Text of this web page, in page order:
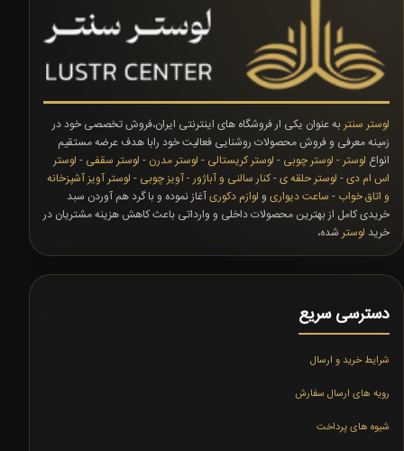
لوستر سنتر به عنوان یکی ار فروشگاه های اینترنتی ایران،فروش تخصصی خود در
زمینه معرفی و فروش محصولات روشنایی فعالیت خود رابا هدف عرضه مستقیم
انواع لوستر - لوستر چوبی - لوستر کریستالی - لوستر مدرن - لوستر سقفی - لوستر
اس ام دی- لوستر حلقه ی-کنار سالنی و آباژور-آویز چوبی - لوستر آویز آشپزخانه
و اتاق خواب - ساعت دیواری و لوازم دکوریآغاز نموده و با گرد هم آوردن سبد
خریدی کامل از بهترین محصولات داخلی و وارداتی باعث کاهش هزینه مشتریان در
خرید لوستر شده،
دسترسی سریع
شرایط خرید و ارسال
رویه های ارسال سفارش
شیوه های پرداخت